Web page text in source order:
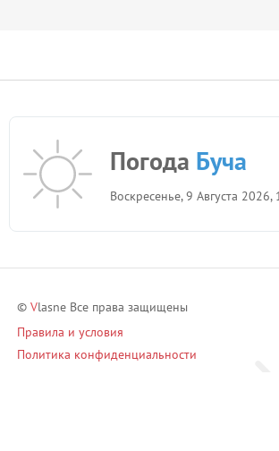
Погода Буча
Воскресенье, 9 Августа 2026,
© Vlasne Все права защищены
Правила и условия
Политика конфиденциальности